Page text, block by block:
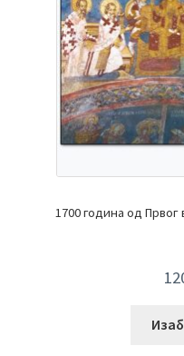
1700 година од Првог